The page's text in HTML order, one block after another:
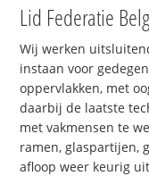
Lid Federatie
Wij werken
instaan voor
oppervlakken, met
daarbij de laatste
met vakmensen te
ramen, glaspartijen,
afloop weer keurig